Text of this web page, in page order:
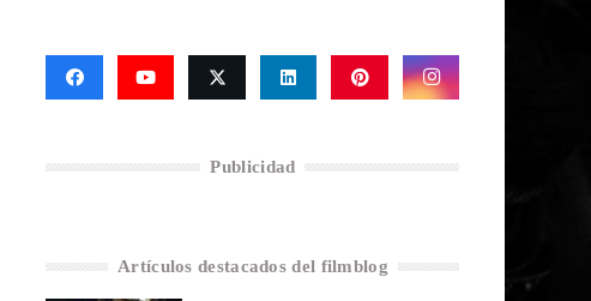
Publicidad
Artículos destacados del filmblog